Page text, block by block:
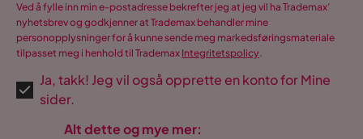
Ved å fylle inn min e-postadresse bekrefter jeg at jeg vil ha Trademax’
nyhetsbrev og godkjenner at Trademax behandler mine
personopplysninger for å kunne sende meg markedsføringsmateriale
tilpasset meg i henhold til Trademax Integritetspolicy.
Ja, takk! Jeg vil også opprette en konto for Mine
sider.
Alt dette og mye mer: